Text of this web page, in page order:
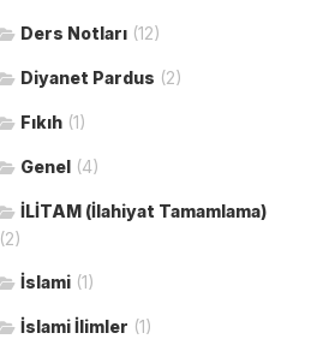
Ders Notları (12)
Diyanet Pardus (2)
Fıkıh (1)
Genel (4)
İLİTAM (İlahiyat Tamamlama)
(2)
İslami (1)
İslami İlimler (1)